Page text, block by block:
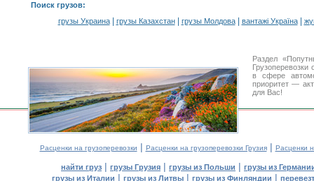
Поиск грузов:
грузы Украина| грузы Казахстан| грузы Молдова| вантажі Україна|
Раздел
в сфере
приоритет —
для Вас!
Расценки на грузоперевозки | Расценки на грузоперевозки Грузия| Расценки
найти груз | грузы Грузия | грузы из Польши | грузы из
грузы из Италии | грузы из Литвы| грузы из Финляндии |